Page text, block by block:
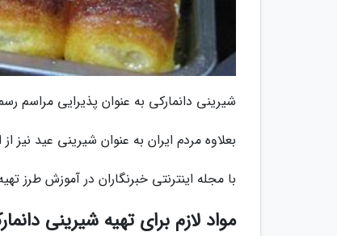
شیرینی دانمارکی به عنوان پذیرایی مراسم
بعلاوه مردم ایران به عنوان شیرینی عید نیز
با مجله اینترنتی خبرنگاران در آموزش طرز
مواد لازم برای تهیه شیرینی